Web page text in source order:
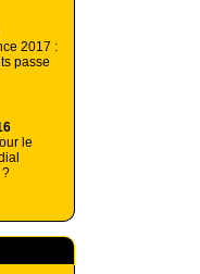
2017 :
passe
le
?